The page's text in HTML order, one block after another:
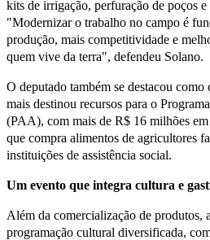
kits de irrigação, perfuração de poços e
"Modernizar o trabalho no campo é
produção, mais competitividade e
quem vive da terra", defendeu Solano.
O deputado também se destacou
mais destinou recursos para o
(PAA), com mais de R$ 16 milhões em
que compra alimentos de agricultores
instituições de assistência social.
Um evento que integra cultura e
Além da comercialização de produtos,
programação cultural diversificada,